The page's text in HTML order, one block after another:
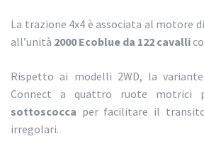
La trazione 4x4 è associata al motore
all’unità 2000 Ecoblue da 122 cavalli
Rispetto ai modelli 2WD, la
Connect a quattro ruote motrici
sottoscocca per facilitare il
irregolari.